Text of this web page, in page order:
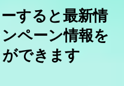
すると最新情
ペーン情報を
できます